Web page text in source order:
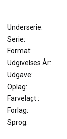
Underserie:
Serie:
Format:
Udgivelses År:
Udgave:
Oplag:
Farvelagt :
Forlag:
Sprog: